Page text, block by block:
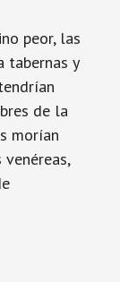
peor, las
tabernas y
de la
morían